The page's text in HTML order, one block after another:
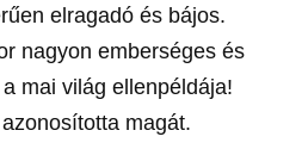
elragadó és bájos.
nagyon emberséges és
mai világ ellenpéldája!
magát.